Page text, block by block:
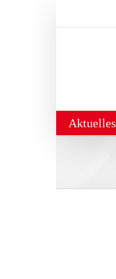
Aktuelles